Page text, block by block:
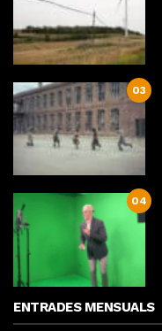
03
04
ENTRADES MENSUALS